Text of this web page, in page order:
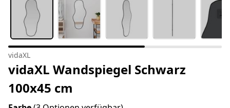
vidaXL
vidaXL Wandspiegel Schwarz
100x45 cm